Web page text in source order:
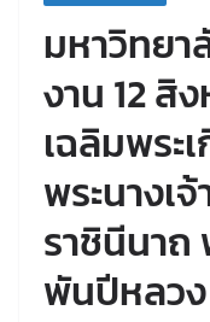
มหาวิทยา
งาน 12 สิ
เฉลิมพระ
พระนางเ
ราชินีนาถ
พันปีหลวง